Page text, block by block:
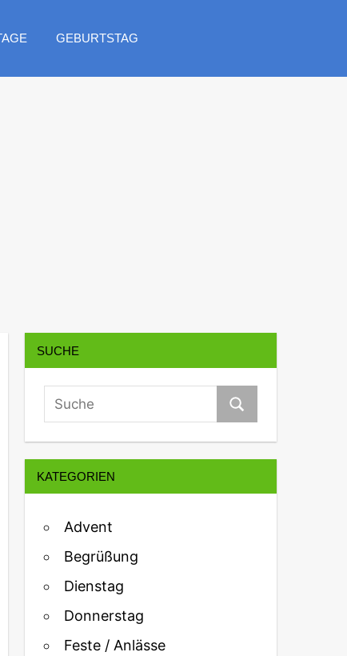
GEBURTSTAG
SUCHE
KATEGORIEN
Advent
Begrüßung
Dienstag
Donnerstag
Feste / Anlässe